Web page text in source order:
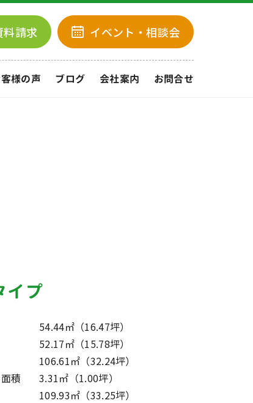
料請求 イベント ・相談会
様の声 ブログ 会社案内 お問合せ
イプ
54.44㎡（16.47坪）
52.17㎡（15.78坪）
106.61㎡（32.24坪）
積
3.31㎡（1.00坪）
109.93㎡（33.25坪）